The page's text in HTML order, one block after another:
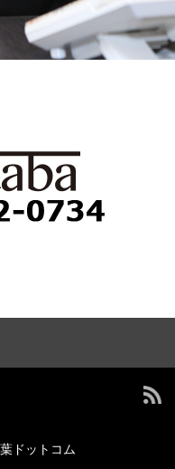
ドットコム